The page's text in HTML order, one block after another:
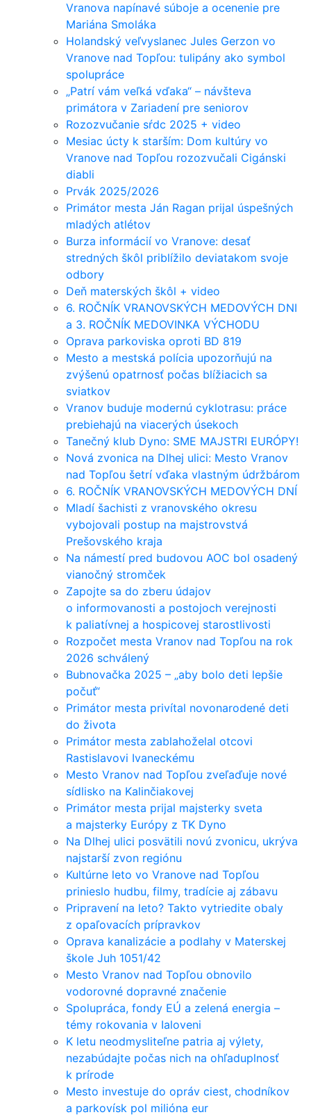
Vranova napínavé súboje a ocenenie pre
Mariána Smoláka
Holandský veľvyslanec Jules Gerzon vo
Vranove nad Topľou: tulipány ako symbol
spolupráce
„Patrí vám veľká vďaka“ – návšteva
primátora v Zariadení pre seniorov
Rozozvučanie sŕdc 2025 + video
Mesiac úcty k starším: Dom kultúry vo
Vranove nad Topľou rozozvučali Cigánski
diabli
Prvák 2025/2026
Primátor mesta Ján Ragan prijal úspešných
mladých atlétov
Burza informácií vo Vranove: desať
stredných škôl priblížilo deviatakom svoje
odbory
Deň materských škôl + video
6. ROČNÍK VRANOVSKÝCH MEDOVÝCH DNI
a 3. ROČNÍK MEDOVINKA VÝCHODU
Oprava parkoviska oproti BD 819
Mesto a mestská polícia upozorňujú na
zvýšenú opatrnosť počas blížiacich sa
sviatkov
Vranov buduje modernú cyklotrasu: práce
prebiehajú na viacerých úsekoch
Tanečný klub Dyno: SME MAJSTRI EURÓPY!
Nová zvonica na Dlhej ulici: Mesto Vranov
nad Topľou šetrí vďaka vlastným údržbárom
6. ROČNÍK VRANOVSKÝCH MEDOVÝCH DNÍ
Mladí šachisti z vranovského okresu
vybojovali postup na majstrovstvá
Prešovského kraja
Na námestí pred budovou AOC bol osadený
vianočný stromček
Zapojte sa do zberu údajov
o informovanosti a postojoch verejnosti
k paliatívnej a hospicovej starostlivosti
Rozpočet mesta Vranov nad Topľou na rok
2026 schválený
Bubnovačka 2025 – „aby bolo deti lepšie
počuť“
Primátor mesta privítal novonarodené deti
do života
Primátor mesta zablahoželal otcovi
Rastislavovi Ivaneckému
Mesto Vranov nad Topľou zveľaďuje nové
sídlisko na Kalinčiakovej
Primátor mesta prijal majsterky sveta
a majsterky Európy z TK Dyno
Na Dlhej ulici posvätili novú zvonicu, ukrýva
najstarší zvon regiónu
Kultúrne leto vo Vranove nad Topľou
prinieslo hudbu, filmy, tradície aj zábavu
Pripravení na leto? Takto vytriedite obaly
z opaľovacích prípravkov
Oprava kanalizácie a podlahy v Materskej
škole Juh 1051/42
Mesto Vranov nad Topľou obnovilo
vodorovné dopravné značenie
Spolupráca, fondy EÚ a zelená energia –
témy rokovania v Ialoveni
K letu neodmysliteľne patria aj výlety,
nezabúdajte počas nich na ohľaduplnosť
k prírode
Mesto investuje do opráv ciest, chodníkov
a parkovísk pol milióna eur